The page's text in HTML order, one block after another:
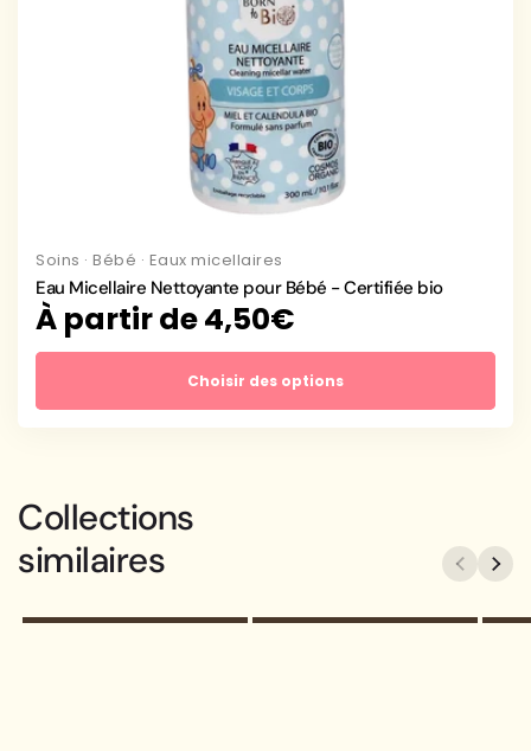
Soins · Bébé · Eaux micellaires
Eau Micellaire Nettoyante pour Bébé - Certifiée bio
Prix
habituel
À partir de 4,50€
Choisir des options
Collections
similaires
Le nom de votre
collection